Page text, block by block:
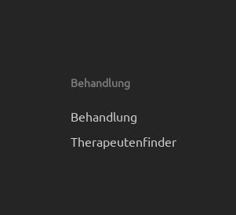
Behandlung
Behandlung
Therapeutenfinder